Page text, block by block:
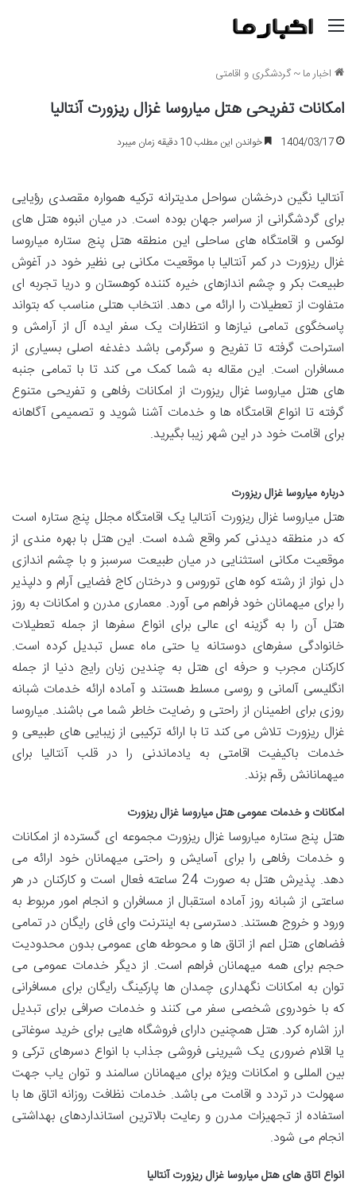
اخبار ما~گردشگری و اقامتی
امکانات تفریحی هتل میاروسا غزال ریزورت آنتالیا
1404/03/17 خواندن این مطلب 10 دقیقه زمان میبرد
آنتالیا نگین درخشان سواحل مدیترانه ترکیه همواره مقصدی رؤیایی
برای گردشگرانی از سراسر جهان بوده است. در میان انبوه هتل های
لوکس و اقامتگاه های ساحلی این منطقه هتل پنج ستاره میاروسا
غزال ریزورت در کمر آنتالیا با موقعیت مکانی بی نظیر خود در آغوش
طبیعت بکر و چشم اندازهای خیره کننده کوهستان و دریا تجربه ای
متفاوت از تعطیلات را ارائه می دهد. انتخاب هتلی مناسب که بتواند
پاسخگوی تمامی نیازها و انتظارات یک سفر ایده آل از آرامش و
استراحت گرفته تا تفریح و سرگرمی باشد دغدغه اصلی بسیاری از
مسافران است. این مقاله به شما کمک می کند تا با تمامی جنبه
های هتل میاروسا غزال ریزورت از امکانات رفاهی و تفریحی متنوع
گرفته تا انواع اقامتگاه ها و خدمات آشنا شوید و تصمیمی آگاهانه
برای اقامت خود در این شهر زیبا بگیرید.
درباره میاروسا غزال ریزورت
هتل میاروسا غزال ریزورت آنتالیا یک اقامتگاه مجلل پنج ستاره است
که در منطقه دیدنی کمر واقع شده است. این هتل با بهره مندی از
موقعیت مکانی استثنایی در میان طبیعت سرسبز و با چشم اندازی
دل نواز از رشته کوه های توروس و درختان کاج فضایی آرام و دلپذیر
را برای میهمانان خود فراهم می آورد. معماری مدرن و امکانات به روز
هتل آن را به گزینه ای عالی برای انواع سفرها از جمله تعطیلات
خانوادگی سفرهای دوستانه یا حتی ماه عسل تبدیل کرده است.
کارکنان مجرب و حرفه ای هتل به چندین زبان رایج دنیا از جمله
انگلیسی آلمانی و روسی مسلط هستند و آماده ارائه خدمات شبانه
روزی برای اطمینان از راحتی و رضایت خاطر شما می باشند. میاروسا
غزال ریزورت تلاش می کند تا با ارائه ترکیبی از زیبایی های طبیعی و
خدمات باکیفیت اقامتی به یادماندنی را در قلب آنتالیا برای
میهمانانش رقم بزند.
امکانات و خدمات عمومی هتل میاروسا غزال ریزورت
هتل پنج ستاره میاروسا غزال ریزورت مجموعه ای گسترده از امکانات
و خدمات رفاهی را برای آسایش و راحتی میهمانان خود ارائه می
دهد. پذیرش هتل به صورت 24 ساعته فعال است و کارکنان در هر
ساعتی از شبانه روز آماده استقبال از مسافران و انجام امور مربوط به
ورود و خروج هستند. دسترسی به اینترنت وای فای رایگان در تمامی
فضاهای هتل اعم از اتاق ها و محوطه های عمومی بدون محدودیت
حجم برای همه میهمانان فراهم است. از دیگر خدمات عمومی می
توان به امکانات نگهداری چمدان ها پارکینگ رایگان برای مسافرانی
که با خودروی شخصی سفر می کنند و خدمات صرافی برای تبدیل
ارز اشاره کرد. هتل همچنین دارای فروشگاه هایی برای خرید سوغاتی
یا اقلام ضروری یک شیرینی فروشی جذاب با انواع دسرهای ترکی و
بین المللی و امکانات ویژه برای میهمانان سالمند و توان یاب جهت
سهولت در تردد و اقامت می باشد. خدمات نظافت روزانه اتاق ها با
استفاده از تجهیزات مدرن و رعایت بالاترین استانداردهای بهداشتی
انجام می شود.
انواع اتاق های هتل میاروسا غزال ریزورت آنتالیا